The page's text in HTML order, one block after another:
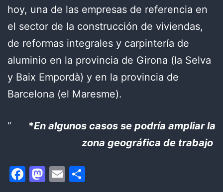
hoy, una de las empresas de referencia en
el sector de la construcción de viviendas,
de reformas integrales y carpintería de
aluminio en la provincia de Girona (la Selva
y Baix Empordà) y en la provincia de
Barcelona (el Maresme).
*En algunos casos se podría ampliar la
zona geográfica de trabajo
Facebook
Mastodon
Email